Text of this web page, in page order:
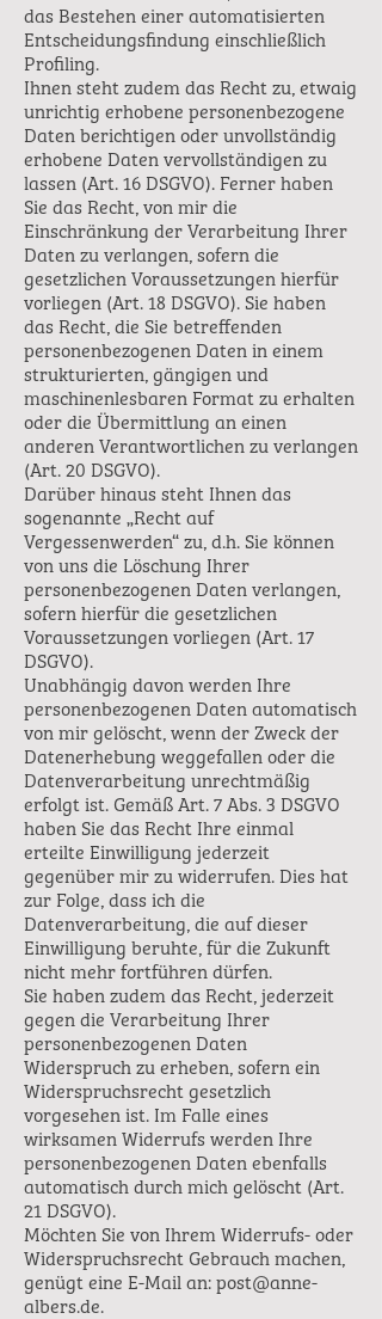
das Bestehen einer automatisierten
Entscheidungsfindung einschließlich
Profiling.
Ihnen steht zudem das Recht zu, etwaig
unrichtig erhobene personenbezogene
Daten berichtigen oder unvollständig
erhobene Daten vervollständigen zu
lassen (Art. 16 DSGVO). Ferner haben
Sie das Recht, von mir die
Einschränkung der Verarbeitung Ihrer
Daten zu verlangen, sofern die
gesetzlichen Voraussetzungen hierfür
vorliegen (Art. 18 DSGVO). Sie haben
das Recht, die Sie betreffenden
personenbezogenen Daten in einem
strukturierten, gängigen und
maschinenlesbaren Format zu erhalten
oder die Übermittlung an einen
anderen Verantwortlichen zu verlangen
(Art. 20 DSGVO).
Darüber hinaus steht Ihnen das
sogenannte „Recht auf
Vergessenwerden“ zu, d.h. Sie können
von uns die Löschung Ihrer
personenbezogenen Daten verlangen,
sofern hierfür die gesetzlichen
Voraussetzungen vorliegen (Art. 17
DSGVO).
Unabhängig davon werden Ihre
personenbezogenen Daten automatisch
von mir gelöscht, wenn der Zweck der
Datenerhebung weggefallen oder die
Datenverarbeitung unrechtmäßig
erfolgt ist. Gemäß Art. 7 Abs. 3 DSGVO
haben Sie das Recht Ihre einmal
erteilte Einwilligung jederzeit
gegenüber mir zu widerrufen. Dies hat
zur Folge, dass ich die
Datenverarbeitung, die auf dieser
Einwilligung beruhte, für die Zukunft
nicht mehr fortführen dürfen.
Sie haben zudem das Recht, jederzeit
gegen die Verarbeitung Ihrer
personenbezogenen Daten
Widerspruch zu erheben, sofern ein
Widerspruchsrecht gesetzlich
vorgesehen ist. Im Falle eines
wirksamen Widerrufs werden Ihre
personenbezogenen Daten ebenfalls
automatisch durch mich gelöscht (Art.
21 DSGVO).
Möchten Sie von Ihrem Widerrufs- oder
Widerspruchsrecht Gebrauch machen,
genügt eine E-Mail an: post@anne-
albers.de.